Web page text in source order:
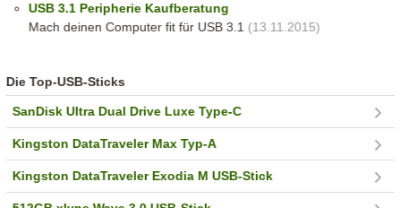
USB 3.1 Peripherie Kaufberatung
Mach deinen Computer fit für USB 3.1 (13.11.2015)
Die Top-USB-Sticks
SanDisk Ultra Dual Drive Luxe Type-C
Kingston DataTraveler Max Typ-A
Kingston DataTraveler Exodia M USB-Stick